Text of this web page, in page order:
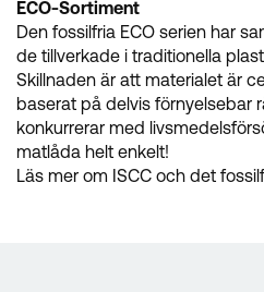
ECO-Sortiment
Den fossilfria ECO serien har
de tillverkade i traditionella
Skillnaden är att materialet är
baserat på delvis förnyelsebar
konkurrerar med
matlåda helt enkelt!
Läs mer om ISCC och det